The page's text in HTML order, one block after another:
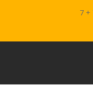
7 +